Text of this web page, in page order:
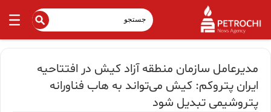
مدیرعامل سازمان منطقه آزاد کیش در افتتاحیه
ایران پتروکم: کیش می‌تواند به هاب فناورانه
پتروشیمی تبدیل شود